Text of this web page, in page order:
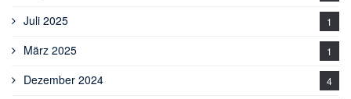
Juli 2025 1
März 2025 1
Dezember 2024 4